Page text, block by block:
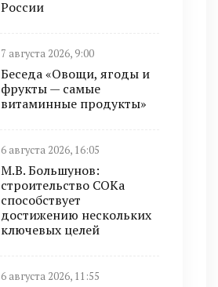
России
7 августа 2026, 9:00
Беседа «Овощи, ягоды и
фрукты — самые
витаминные продукты»
6 августа 2026, 16:05
М.В. Большунов:
строительство СОКа
способствует
достижению нескольких
ключевых целей
6 августа 2026, 11:55